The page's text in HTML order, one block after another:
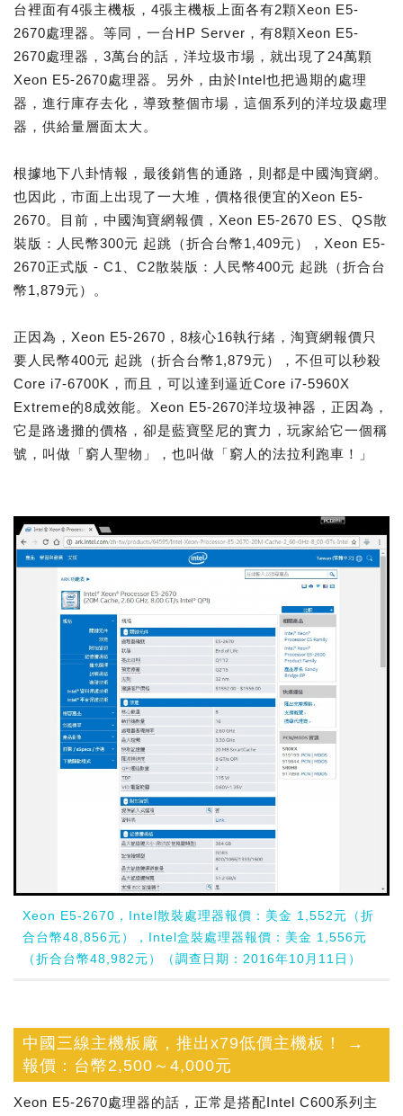
台裡面有4張主機板，4張主機板上面各有2顆Xeon E5-
2670處理器。等同，一台HP Server，有8顆Xeon E5-
2670處理器，3萬台的話，洋垃圾市場，就出現了24萬顆
Xeon E5-2670處理器。另外，由於Intel也把過期的處理
器，進行庫存去化，導致整個市場，這個系列的洋垃圾處理
器，供給量層面太大。
根據地下八卦情報，最後銷售的通路，則都是中國淘寶網。
也因此，市面上出現了一大堆，價格很便宜的Xeon E5-
2670。目前，中國淘寶網報價，Xeon E5-2670 ES、QS散
裝版：人民幣300元 起跳（折合台幣1,409元），Xeon E5-
2670正式版 - C1、C2散裝版：人民幣400元 起跳（折合台
幣1,879元）。
正因為，Xeon E5-2670，8核心16執行緒，淘寶網報價只
要人民幣400元 起跳（折合台幣1,879元），不但可以秒殺
Core i7-6700K，而且，可以達到逼近Core i7-5960X
Extreme的8成效能。Xeon E5-2670洋垃圾神器，正因為，
它是路邊攤的價格，卻是藍寶堅尼的實力，玩家給它一個稱
號，叫做「窮人聖物」，也叫做「窮人的法拉利跑車！」
Xeon E5-2670，Intel散裝處理器報價：美金 1,552元（折
合台幣48,856元），Intel盒裝處理器報價：美金 1,556元
（折合台幣48,982元）（調查日期：2016年10月11日）
中國三線主機板廠，推出x79低價主機板！ →
報價：台幣2,500～4,000元
Xeon E5-2670處理器的話，正常是搭配Intel C600系列主